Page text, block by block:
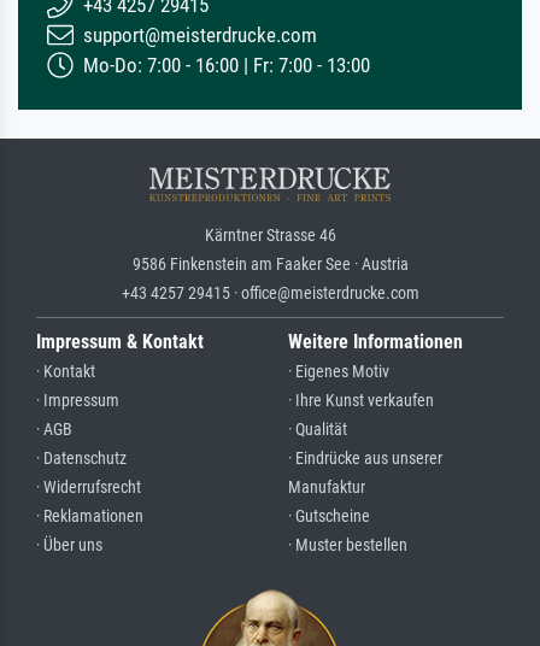
+43 4257 29415
support@meisterdrucke.com
Mo-Do: 7:00 - 16:00 | Fr: 7:00 - 13:00
Kärntner Strasse 46
9586 Finkenstein am Faaker See · Austria
+43 4257 29415 · office@meisterdrucke.com
Impressum & Kontakt
· Kontakt
· Impressum
· AGB
· Datenschutz
· Widerrufsrecht
· Reklamationen
· Über uns
Weitere Informationen
· Eigenes Motiv
· Ihre Kunst verkaufen
· Qualität
· Eindrücke aus unserer
Manufaktur
· Gutscheine
· Muster bestellen